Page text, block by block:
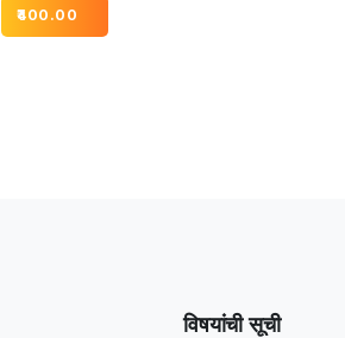
400.00
विषयांची सूची